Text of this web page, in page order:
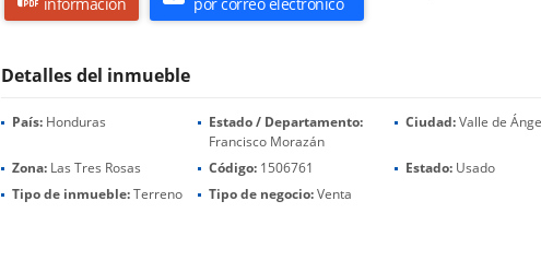
Detalles del inmueble
País:Honduras
Estado / Departamento:
Francisco Morazán
Ciudad:Valle de
Zona:Las Tres Rosas Código:1506761 Estado: Usado
Tipo de inmueble:Terreno Tipo de negocio:Venta